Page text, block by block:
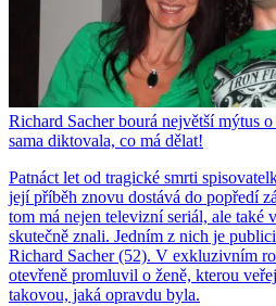
Richard Sacher bourá největší mýtus
sama diktovala, co má dělat!
Patnáct let od tragické smrti
její příběh znovu dostává do popředí
tom má nejen televizní seriál, ale
skutečně znali. Jedním z nich je
Richard Sacher (52). V exkluzivním
otevřeně promluvil o ženě, kterou
takovou, jaká opravdu byla.